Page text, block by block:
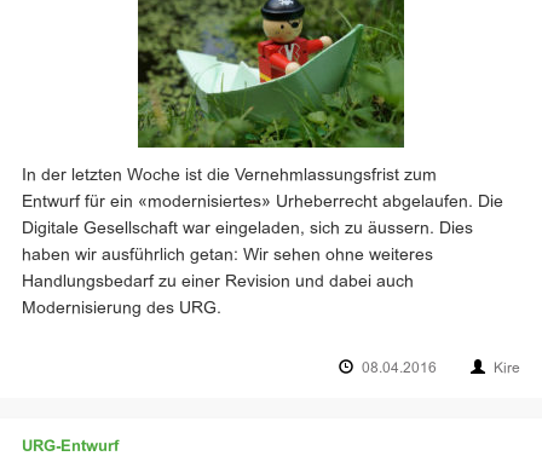
In der letzten Woche ist die Vernehmlassungsfrist zum
Entwurf für ein «modernisiertes» Urheberrecht abgelaufen. Die
Digitale Gesellschaft war eingeladen, sich zu äussern. Dies
haben wir ausführlich getan: Wir sehen ohne weiteres
Handlungsbedarf zu einer Revision und dabei auch
Modernisierung des URG.
08.04.2016 Kire
URG-Entwurf